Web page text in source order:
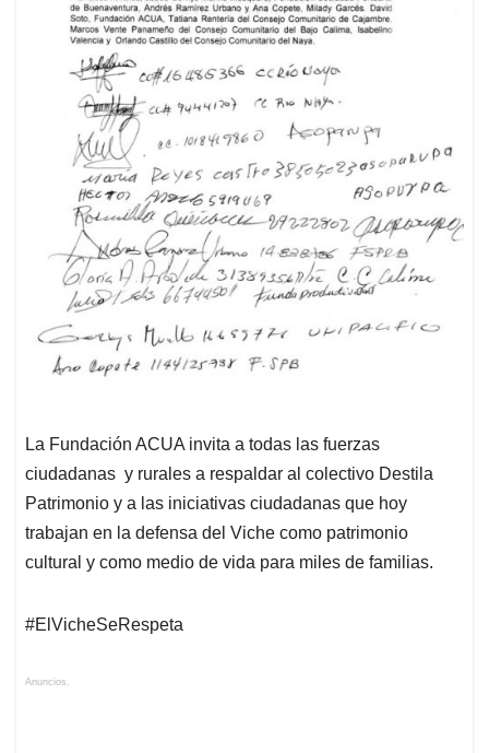
La Fundación ACUA invita a todas las fuerzas
ciudadanas y rurales a respaldar al colectivo Destila
Patrimonio y a las iniciativas ciudadanas que hoy
trabajan en la defensa del Viche como patrimonio
cultural y como medio de vida para miles de familias.
#ElVicheSeRespeta
Anuncios.